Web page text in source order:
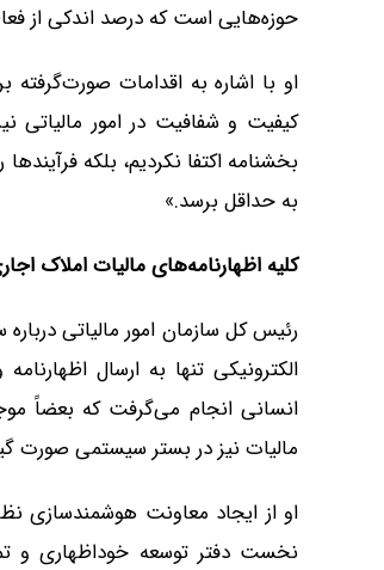
حوزه‌هایی است که درصد اندکی از
او با اشاره به اقدامات
کیفیت و شفافیت در امور مالیاتی
بخشنامه اکتفا نکردیم، بلکه
به حداقل برسد.»
کلیه اظهارنامه‌های مالیات املاک
رئیس کل سازمان امور مالیاتی
الکترونیکی تنها به ارسال
انسانی انجام می‌گرفت که بعضاً
مالیات نیز در بستر سیستمی صورت
او از ایجاد معاونت هوشمندسازی
نخست دفتر توسعه خوداظهاری و